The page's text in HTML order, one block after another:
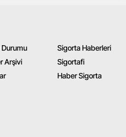
Durumu
Arşivi
Sigorta Haberleri
Sigortafi
Haber Sigorta